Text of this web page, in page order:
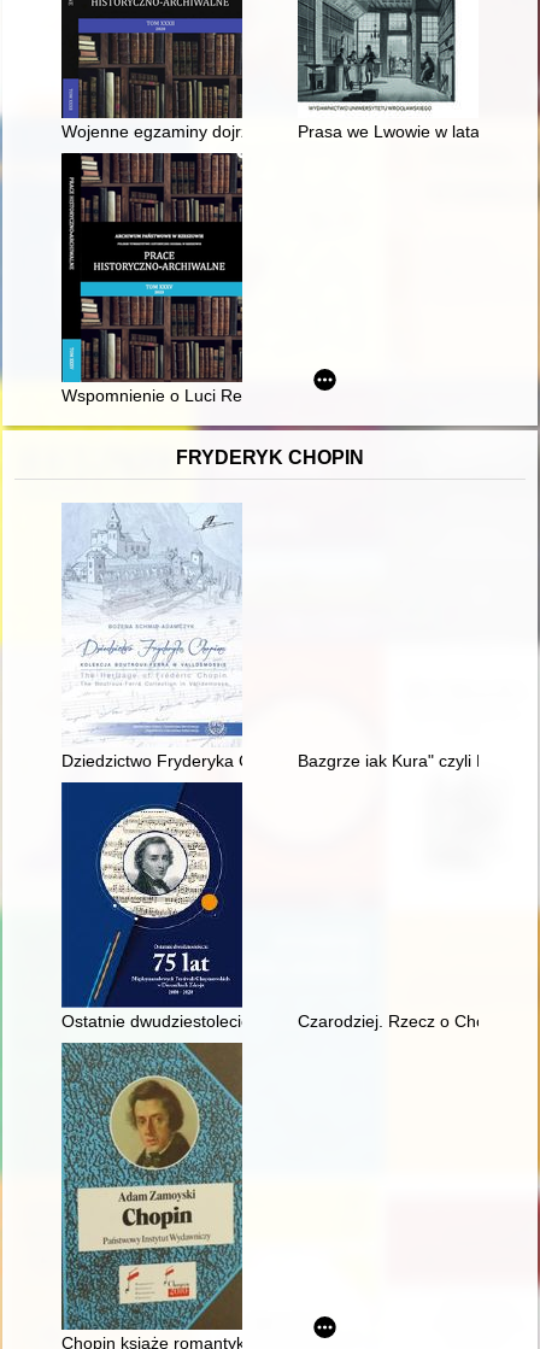
Wojenne egzaminy dojrzałości w galicyjskich szkołach
Prasa we Lwowie w latach
Wspomnienie o Luci Retman (1925-2023), która przeżyła
FRYDERYK CHOPIN
Dziedzictwo Fryderyka Chopina. Kolekcja Boutroux-Ferra w
Bazgrze iak Kura" czyli
Ostatnie dwudziestolecie : 75 lat Międzynarodowych
Czarodziej. Rzecz o Chopinie
Chopin książę romantyków